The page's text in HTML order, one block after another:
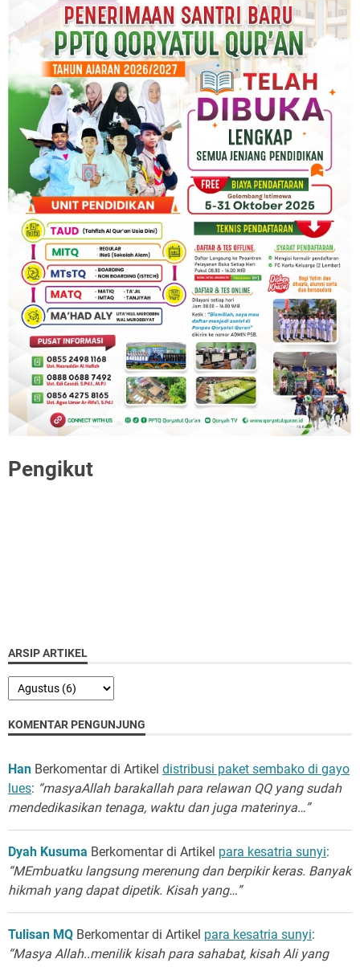
Pengikut
ARSIP ARTIKEL
KOMENTAR PENGUNJUNG
Han Berkomentar di Artikel distribusi paket sembako di gayo
lues: “masyaAllah barakallah para relawan QQ yang sudah
mendedikasikan tenaga, waktu dan juga materinya…”
Dyah Kusuma Berkomentar di Artikel para kesatria sunyi:
“MEmbuatku langsung merenung dan berpikir keras. Banyak
hikmah yang dapat dipetik. Kisah yang…”
Tulisan MQ Berkomentar di Artikel para kesatria sunyi:
“Masya Allah..menilik kisah para sahabat, kisah Ali yang